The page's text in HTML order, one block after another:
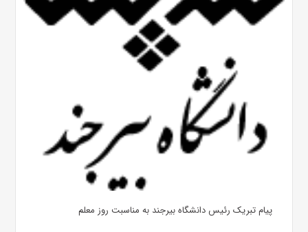
پیام تبریک رئیس دانشگاه بیرجند به مناسبت روز معلم